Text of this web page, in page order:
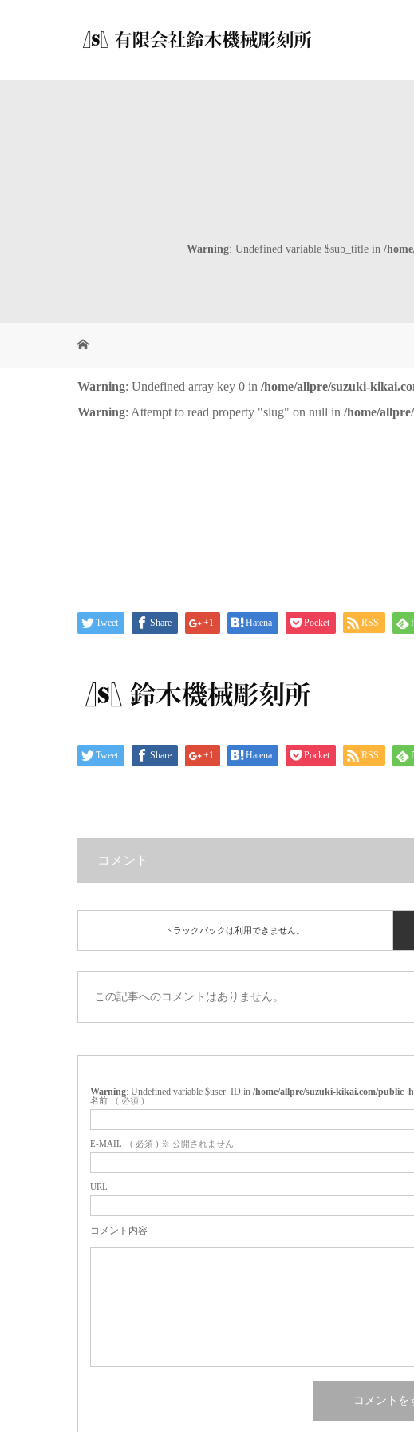
Warning: Undefined variable $sub_title in /
Warning: Undefined array key 0 in /home/allpre/suzuki-
Warning: Attempt to read property "slug" on null in /home/
Tweet Share +1 Hatena Pocket RSS
Tweet Share +1 Hatena Pocket RSS
コメント
トラックバックは利用できません。
この記事へのコメントはありません。
Warning : Undefined variable $user_ID in /home/allpre/suzuki-kikai.com/
名前 ( 必須 )
E-MAIL ( 必須 ) ※ 公開されません
URL
コメント内容